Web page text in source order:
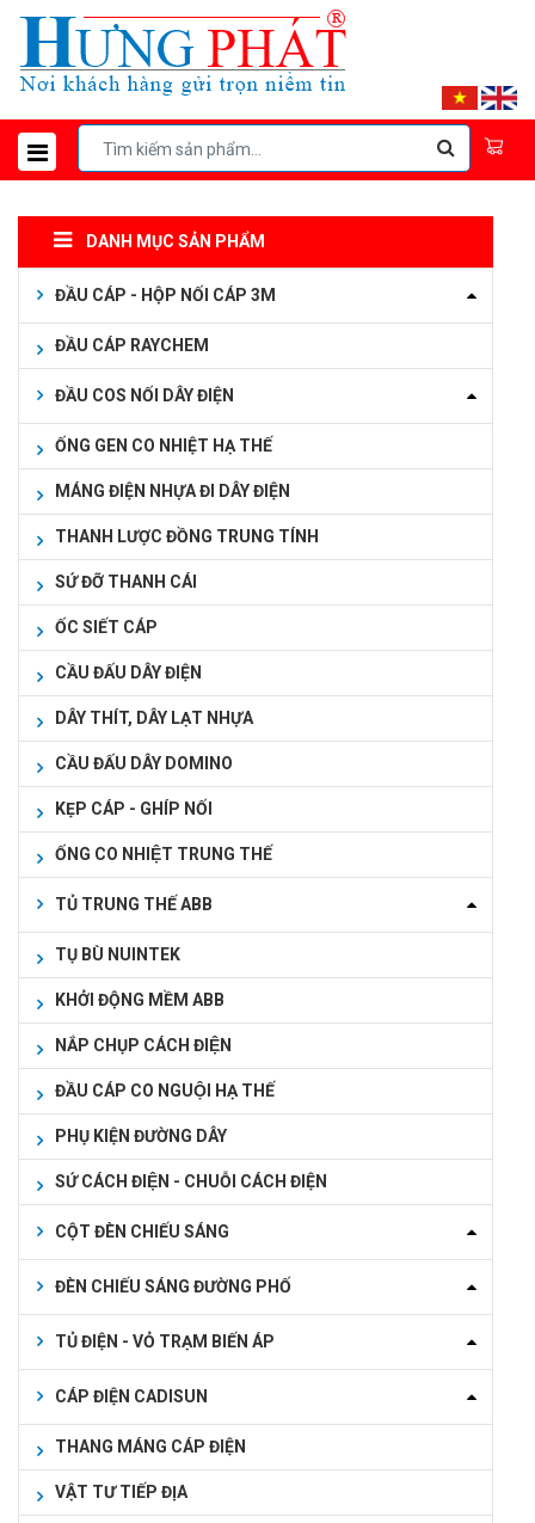
DANH MỤC SẢN PHẨM
ĐẦU CÁP - HỘP NỐI CÁP 3M
ĐẦU CÁP RAYCHEM
ĐẦU COS NỐI DÂY ĐIỆN
ỐNG GEN CO NHIỆT HẠ THẾ
MÁNG ĐIỆN NHỰA ĐI DÂY ĐIỆN
THANH LƯỢC ĐỒNG TRUNG TÍNH
SỨ ĐỠ THANH CÁI
ỐC SIẾT CÁP
CẦU ĐẤU DÂY ĐIỆN
DÂY THÍT, DÂY LẠT NHỰA
CẦU ĐẤU DÂY DOMINO
KẸP CÁP - GHÍP NỐI
ỐNG CO NHIỆT TRUNG THẾ
TỦ TRUNG THẾ ABB
TỤ BÙ NUINTEK
KHỞI ĐỘNG MỀM ABB
NẮP CHỤP CÁCH ĐIỆN
ĐẦU CÁP CO NGUỘI HẠ THẾ
PHỤ KIỆN ĐƯỜNG DÂY
SỨ CÁCH ĐIỆN - CHUỖI CÁCH ĐIỆN
CỘT ĐÈN CHIẾU SÁNG
ĐÈN CHIẾU SÁNG ĐƯỜNG PHỐ
TỦ ĐIỆN - VỎ TRẠM BIẾN ÁP
CÁP ĐIỆN CADISUN
THANG MÁNG CÁP ĐIỆN
VẬT TƯ TIẾP ĐỊA